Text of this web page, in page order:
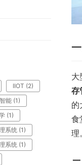
大
存
的
食
理。
IIOT (2)
能 (1)
(1)
系统 (1)
系统 (1)